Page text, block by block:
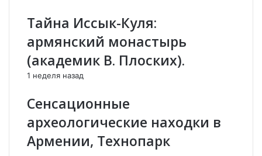
с
т
и
|
А
и
в
н
е
е
р
а
н
с
Тайна Иссык-Куля:
армянский монастырь
(академик В. Плоских).
1 неделя назад
Сенсационные
археологические находки в
Армении, Технопарк